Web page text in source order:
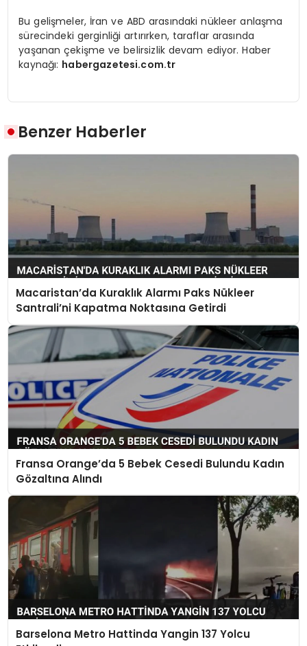
Bu gelişmeler, İran ve ABD arasındaki nükleer anlaşma
sürecindeki gerginliği artırırken, taraflar arasında
yaşanan çekişme ve belirsizlik devam ediyor. Haber
kaynağı: habergazetesi.com.tr
Benzer Haberler
Macaristan’da Kuraklık Alarmı Paks Nükleer
Santrali’ni Kapatma Noktasına Getirdi
Fransa Orange’da 5 Bebek Cesedi Bulundu Kadın
Gözaltına Alındı
Barselona Metro Hattinda Yangin 137 Yolcu